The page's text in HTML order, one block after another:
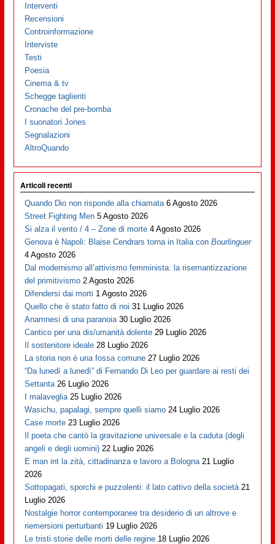
Interventi
Recensioni
Controinformazione
Interviste
Testi
Poesia
Cinema & tv
Schegge taglienti
Cronache del pre-bomba
I suonatori Jones
Segnalazioni
AltroQuando
Articoli recenti
Quando Dio non risponde alla chiamata 6 Agosto 2026
Street Fighting Men 5 Agosto 2026
Si alza il vento / 4 – Zone di morte 4 Agosto 2026
Genova è Napoli: Blaise Cendrars torna in Italia conBourlinguer
4 Agosto 2026
Dal modernismo all’attivismo femminista: la risemantizzazione
del primitivismo 2 Agosto 2026
Difendersi dai morti 1 Agosto 2026
Quello che è stato fatto di noi 31 Luglio 2026
Anamnesi di una paranoia 30 Luglio 2026
Cantico per una dis/umanità dolente 29 Luglio 2026
Il sostenitore ideale 28 Luglio 2026
La storia non è una fossa comune 27 Luglio 2026
“Da lunedì a lunedì” di Fernando Di Leo per guardare ai resti dei
Settanta 26 Luglio 2026
I malaveglia 25 Luglio 2026
Wasichu, papalagi, sempre quelli siamo 24 Luglio 2026
Case morte 23 Luglio 2026
Il poeta che cantò la gravitazione universale e la caduta (degli
angeli e degli uomini) 22 Luglio 2026
E man int la zità, cittadinanza e lavoro a Bologna 21 Luglio
2026
Sottopagati, sporchi e puzzolenti: il lato cattivo della società 21
Luglio 2026
Nostalgie horror contemporanee tra desiderio di un altrove e
riemersioni perturbanti 19 Luglio 2026
Le tristi storie delle morti delle regine 18 Luglio 2026